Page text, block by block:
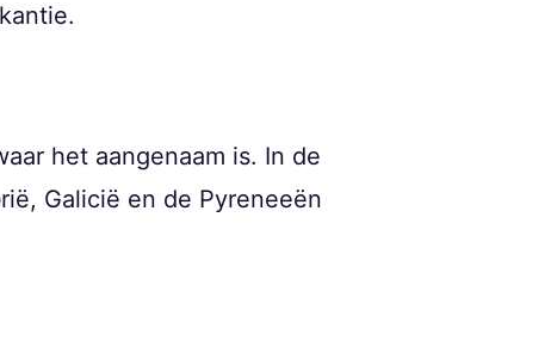
het aangenaam is. In de
Galicië en de Pyreneeën